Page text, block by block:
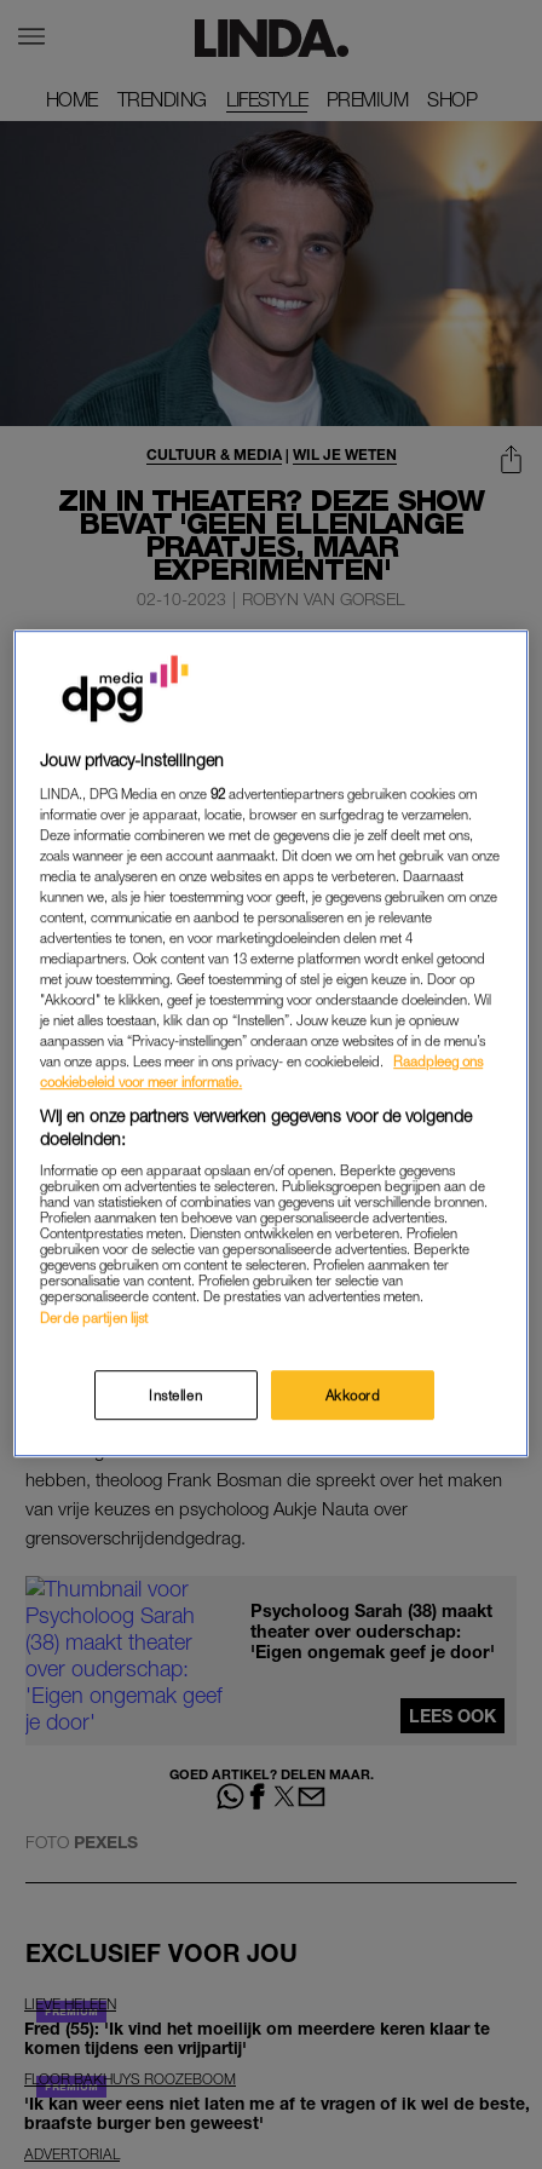
HOME
HOME TRENDING
TRENDING LIFESTYLE PREMIUM
PREMIUM SHOP
SHOP
ZIN IN THEATER? DEZE SHOW
BEVAT 'GEEN ELLENLANGE
PRAATJES, MAAR
EXPERIMENTEN'
CULTUUR & MEDIA| WIL JE WETEN
02-10-2023 | ROBYN VAN GORSEL
De Universiteit van Nederland bestaat deze herfst tien
jaar en dat vieren ze door op tournee te gaan door het
hele land met een speciale wetenschapsshow.
Voor leerzame colleges gaan we dit najaar dus niet de
schoolbanken in, maar naar het theater. Ideaal: een leuke
avond waar je nog wat van opsteekt ook.
UNIVERSITEIT VAN NEDERLAND
De Universiteit van Nederland trekt door ons land met de
theatershow Universiteit van Nederland LIVE. Wat je kunt
verwachten? Drie verrassende theatercolleges met
experimenten over thema’s als geld, liefde & seks,
natuurkunde, geschiedenis, ruimtevaart en talloze andere
onderwerpen.
Alle colleges beantwoorden een prangende vraag, zoals: ‘Zijn
we wel echt zo vrij als we denken?’ En: ‘Hoe komt het dat je
meer water gebruikt dan je denkt?’ Comedian Fuad Hassen
presenteert deze liveshow, waarbij hij zorgt voor samenhang
tussen de verschillende theatercolleges. Geen ellenlange
praatjes, maar boeiende verhalen waar je wat van opsteekt en
om kunt lachen.
SPREKERS
Bij de Universiteit van Nederland LIVE komen sprekers als
hebben, theoloog Frank Bosman die spreekt over het maken
van vrije keuzes en psycholoog Aukje Nauta over
grensoverschrijdendgedrag.
Psycholoog Sarah (38) maakt
theater over ouderschap:
'Eigen ongemak geef je door'
LEES OOK
GOED ARTIKEL? DELEN MAAR.
FOTO PEXELS
EXCLUSIEF VOOR JOU
LIEVE HELEEN
Fred (55): 'Ik vind het moeilijk om meerdere keren klaar te
komen tijdens een vrijpartij'
FLOOR BAKHUYS ROOZEBOOM
'Ik kan weer eens niet laten me af te vragen of ik wel de beste,
braafste burger ben geweest'
ADVERTORIAL
Jouw privacy-instellingen
LINDA., DPG Media en onze92 advertentiepartners gebruiken cookies om
informatie over je apparaat, locatie, browser en surfgedrag te verzamelen.
Deze informatie combineren we met de gegevens die je zelf deelt met ons,
zoals wanneer je een account aanmaakt. Dit doen we om het gebruik van onze
media te analyseren en onze websites en apps te verbeteren. Daarnaast
kunnen we, als je hier toestemming voor geeft, je gegevens gebruiken om onze
content, communicatie en aanbod te personaliseren en je relevante
advertenties te tonen, en voor marketingdoeleinden delen met 4
mediapartners. Ook content van 13 externe platformen wordt enkel getoond
met jouw toestemming. Geef toestemming of stel je eigen keuze in. Door op
"Akkoord" te klikken, geef je toestemming voor onderstaande doeleinden. Wil
je niet alles toestaan, klik dan op “Instellen”. Jouw keuze kun je opnieuw
aanpassen via “Privacy-instellingen” onderaan onze websites of in de menu’s
van onze apps. Lees meer in ons privacy- en cookiebeleid.
Raadpleeg ons
cookiebeleid voor meer informatie.
Wij en onze partners verwerken gegevens voor de volgende
doeleinden:
Informatie op een apparaat opslaan en/of openen. Beperkte gegevens
gebruiken om advertenties te selecteren. Publieksgroepen begrijpen aan de
hand van statistieken of combinaties van gegevens uit verschillende bronnen.
Profielen aanmaken ten behoeve van gepersonaliseerde advertenties.
Contentprestaties meten. Diensten ontwikkelen en verbeteren. Profielen
gebruiken voor de selectie van gepersonaliseerde advertenties. Beperkte
gegevens gebruiken om content te selecteren. Profielen aanmaken ter
personalisatie van content. Profielen gebruiken ter selectie van
gepersonaliseerde content. De prestaties van advertenties meten.
Derde partijen lijst
Instellen Akkoord